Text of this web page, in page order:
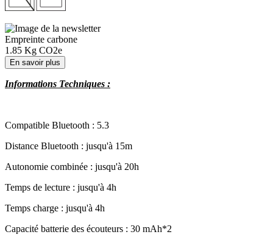
Empreinte carbone
1.85 Kg CO2e
En savoir plus
Informations Techniques :
Compatible Bluetooth : 5.3
Distance Bluetooth : jusqu'à 15m
Autonomie combinée : jusqu'à 20h
Temps de lecture : jusqu'à 4h
Temps charge : jusqu'à 4h
Capacité batterie des écouteurs : 30 mAh*2